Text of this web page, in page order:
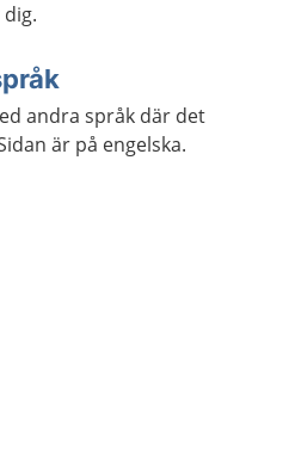
andra språk där det
är på engelska.